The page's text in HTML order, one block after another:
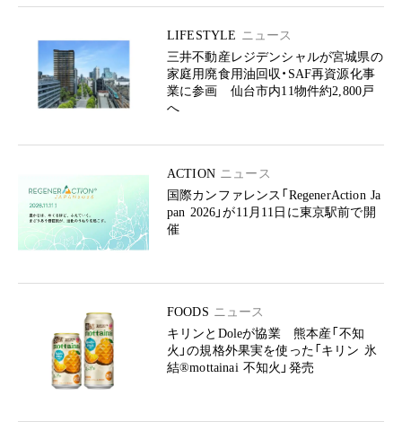
LIFESTYLE
ニュース
三井不動産レジデンシャルが宮城県の
家庭用廃食用油回収・SAF再資源化事
業に参画 仙台市内11物件約2,800戸
へ
ACTION ニュース
国際カンファレンス「RegenerAction Ja
pan 2026」が11月11日に東京駅前で開
催
FOODS ニュース
キリンとDoleが協業 熊本産「不知
火」の規格外果実を使った「キリン 氷
結®mottainai 不知火」発売